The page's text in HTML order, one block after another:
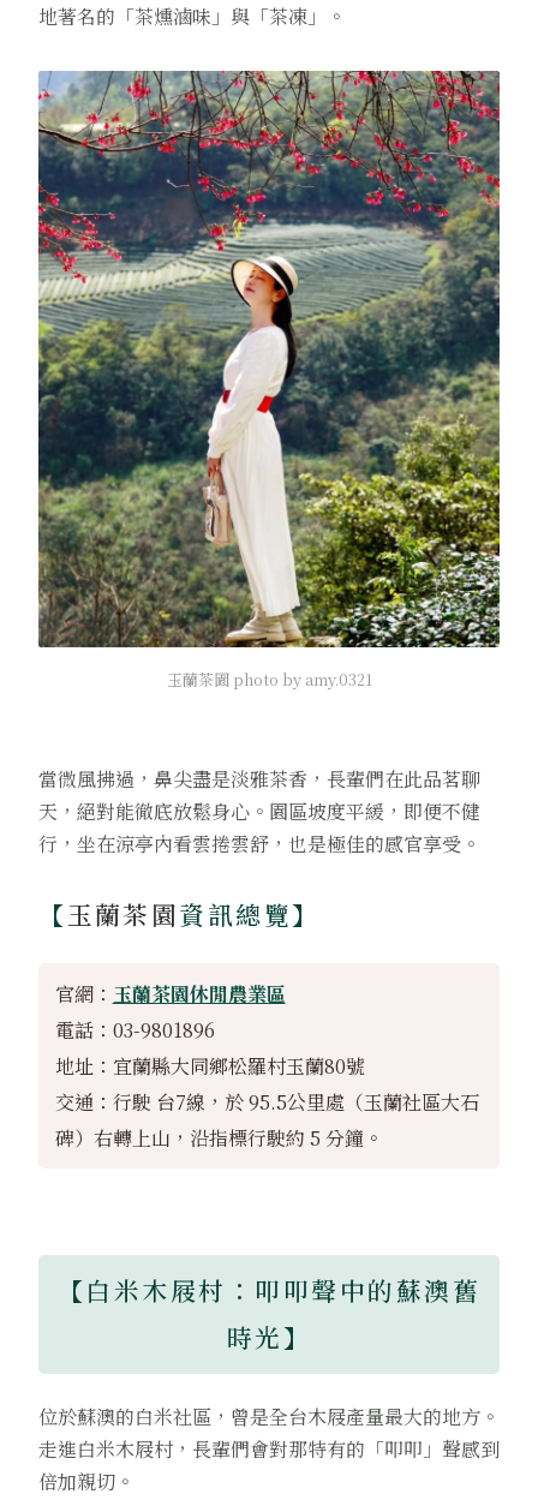
地著名的「茶燻滷味」與「茶凍」。
玉蘭茶園 photo by amy.0321
當微風拂過，鼻尖盡是淡雅茶香，長輩們在此品茗聊
天，絕對能徹底放鬆身心。園區坡度平緩，即便不健
行，坐在涼亭內看雲捲雲舒，也是極佳的感官享受。
【玉蘭茶園資訊總覽】
官網： 玉蘭茶園休閒農業區
電話：03-9801896
地址：宜蘭縣大同鄉松羅村玉蘭80號
交通：行駛 台7線，於 95.5公里處（玉蘭社區大石
碑）右轉上山，沿指標行駛約 5 分鐘。
【白米木屐村：叩叩聲中的蘇澳舊
時光】
位於蘇澳的白米社區，曾是全台木屐產量最大的地方。
走進白米木屐村，長輩們會對那特有的「叩叩」聲感到
倍加親切。